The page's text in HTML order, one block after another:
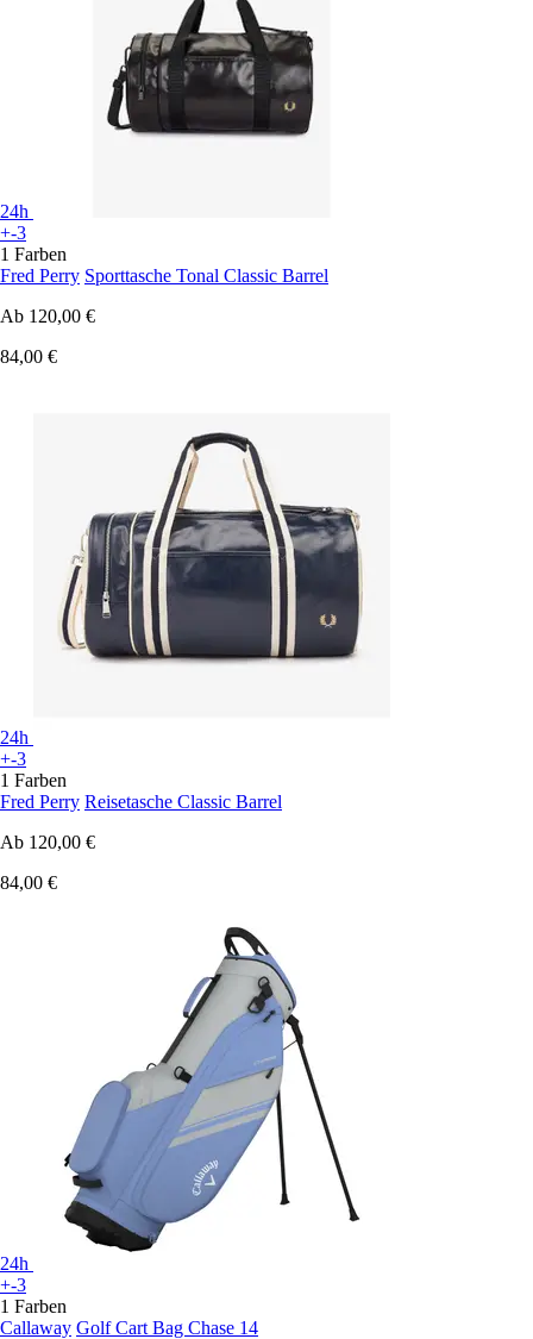
24h
+-3
1 Farben
Fred Perry Sporttasche Tonal Classic Barrel
Ab 120,00 €
84,00 €
24h
+-3
1 Farben
Fred Perry Reisetasche Classic Barrel
Ab 120,00 €
84,00 €
24h
+-3
1 Farben
Callaway Golf Cart Bag Chase 14